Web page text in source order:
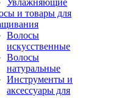
Увлажняющие
и товары для
Волосы
искусственные
Волосы
натуральные
Инструменты и
аксессуары для